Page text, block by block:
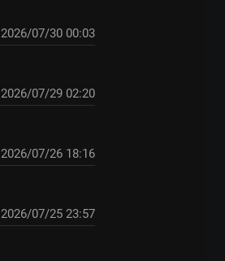
2026/07/30 00:03
2026/07/29 02:20
2026/07/26 18:16
2026/07/25 23:57